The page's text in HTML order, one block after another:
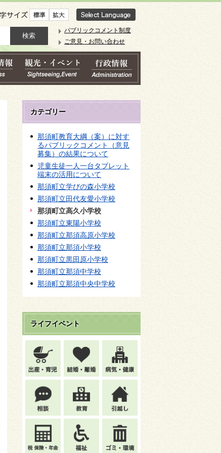
文字サイズ
パブリックコメント制度
ご意見・お問い合わせ
カテゴリー
那須町教育大綱（案）に対す
るパブリックコメント（意見
募集）の結果について
児童生徒一人一台タブレット
端末の活用について
那須町立学びの森小学校
那須町立田代友愛小学校
那須町立高久小学校
那須町立東陽小学校
那須町立那須高原小学校
那須町立那須小学校
那須町立黒田原小学校
那須町立那須中学校
那須町立那須中央中学校
ライフイベント